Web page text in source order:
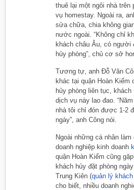
thuê lại một ngôi nhà trên
vụ homestay. Ngoài ra,
sửa chữa, chia không
nước ngoài. “Không chỉ
khách châu Âu, có
hủy phòng”, chủ cơ sở
Tương tự, anh Đỗ Văn
khác tại quận Hoàn
hủy phòng liên tục,
dịch vụ này lao đao.
nhà tôi chỉ đón được 1-2
ngày”, anh Công nói.
Ngoài những cá nhân
doanh nghiệp kinh doanh
quận Hoàn Kiếm cũng
khách hủy đặt phòng
Trung Kiên (quản lý
cho biết, nhiều doanh